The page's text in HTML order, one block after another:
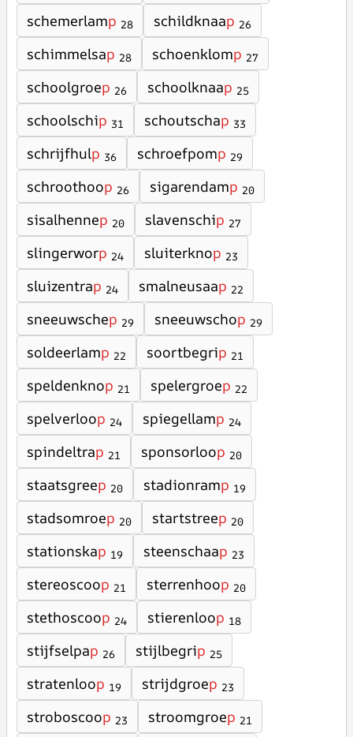
schemerlamp 28 schildknaap 26
schimmelsap 28 schoenklomp 27
schoolgroep 26 schoolknaap 25
schoolschip 31 schoutschap 33
schrijfhulp 36 schroefpomp 29
schroothoop 26 sigarendamp 20
sisalhennep 20 slavenschip 27
slingerworp 24 sluiterknop 23
sluizentrap 24 smalneusaap 22
sneeuwschep 29 sneeuwschop 29
soldeerlamp 22 soortbegrip 21
speldenknop 21 spelergroep 22
spelverloop 24 spiegellamp 24
spindeltrap 21 sponsorloop 20
staatsgreep 20 stadionramp 19
stadsomroep 20 startstreep 20
stationskap 19 steenschaap 23
stereoscoop 21 sterrenhoop 20
stethoscoop 24 stierenloop 18
stijfselpap 26 stijlbegrip 25
stratenloop 19 strijdgroep 23
stroboscoop 23 stroomgroep 21